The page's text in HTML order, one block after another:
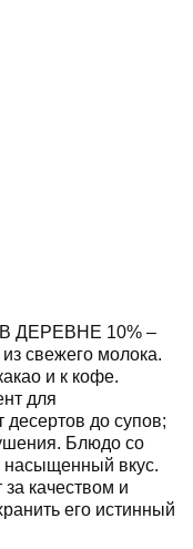
ДЕРЕВНЕ 10% ‒
свежего молока.
и к кофе.
для
десертов до супов;
Блюдо со
насыщенный вкус.
качеством и
его истинный